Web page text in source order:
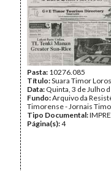
Pasta: 10276.085
Título:Suara Timor
Data: Quinta, 3 de Julho
Fundo:Arquivo da
Timorense - Jornais
Tipo Documental:
Página(s):4